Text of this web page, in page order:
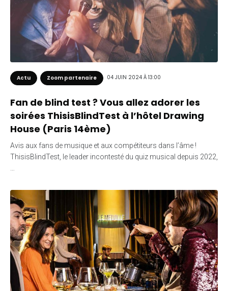
Actu Zoom partenaire 04 JUIN 2024 À 13:00
Fan de blind test ? Vous allez adorer les
soirées ThisisBlindTest à l’hôtel Drawing
House (Paris 14ème)
Avis aux fans de musique et aux compétiteurs dans l’âme !
ThisisBlindTest, le leader incontesté du quiz musical depuis 2022,